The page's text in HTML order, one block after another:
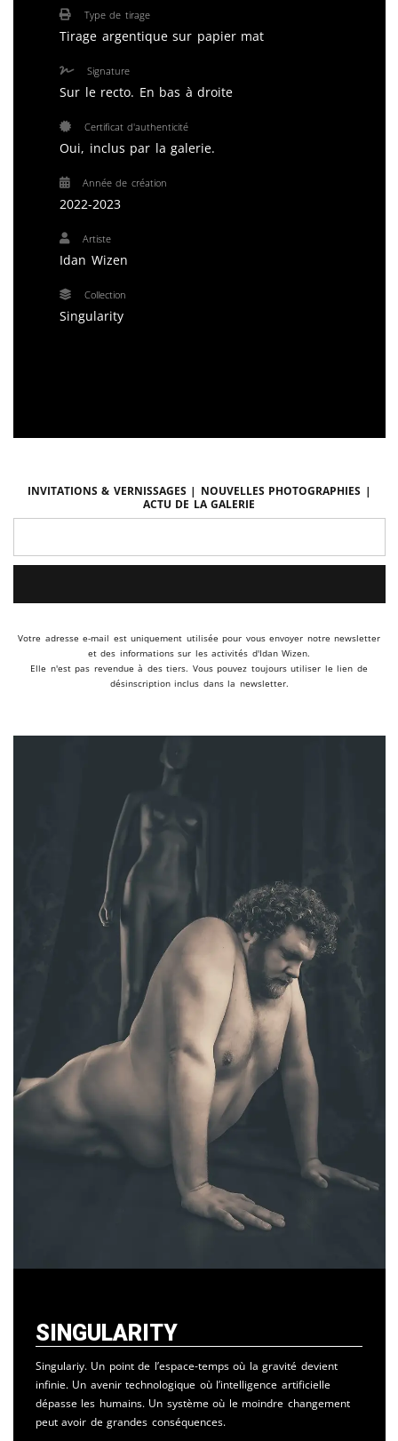
Type de tirage
Tirage argentique sur papier mat
Signature
Sur le recto. En bas à droite
Certificat d'authenticité
Oui, inclus par la galerie.
Année de création
2022-2023
Artiste
Idan Wizen
Collection
Singularity
Invitations & vernissages | Nouvelles photographies |
Actu de la galerie
Votre adresse e-mail est uniquement utilisée pour vous envoyer notre newsletter
et des informations sur les activités d'Idan Wizen.
Elle n'est pas revendue à des tiers. Vous pouvez toujours utiliser le lien de
désinscription inclus dans la newsletter.
Singularity
Singulariy. Un point de l’espace-temps où la gravité devient
infinie. Un avenir technologique où l’intelligence artificielle
dépasse les humains. Un système où le moindre changement
peut avoir de grandes conséquences.